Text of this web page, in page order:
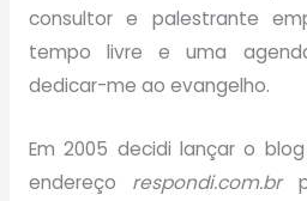
consultor e palestrante
tempo livre e uma
dedicar-me ao evangelho.
Em 2005 decidi lançar o blog
endereço respondi.com.br